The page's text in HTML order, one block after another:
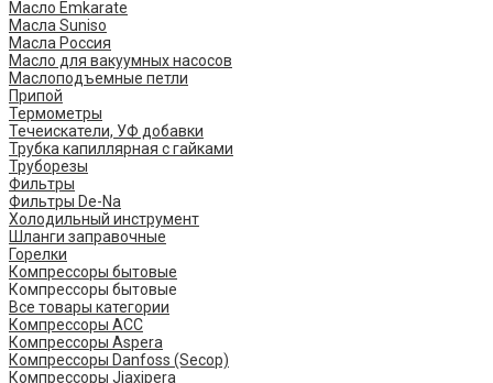
Масло Emkarate
Масла Suniso
Масла Россия
Масло для вакуумных насосов
Маслоподъемные петли
Припой
Термометры
Течеискатели, УФ добавки
Трубка капиллярная с гайками
Труборезы
Фильтры
Фильтры De-Na
Холодильный инструмент
Шланги заправочные
Горелки
Компрессоры бытовые
Компрессоры бытовые
Все товары категории
Компрессоры ACC
Компрессоры Aspera
Компрессоры Danfoss (Secop)
Компрессоры Jiaxipera